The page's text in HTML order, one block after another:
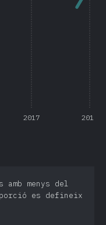
2017 2018
menys del
es defineix